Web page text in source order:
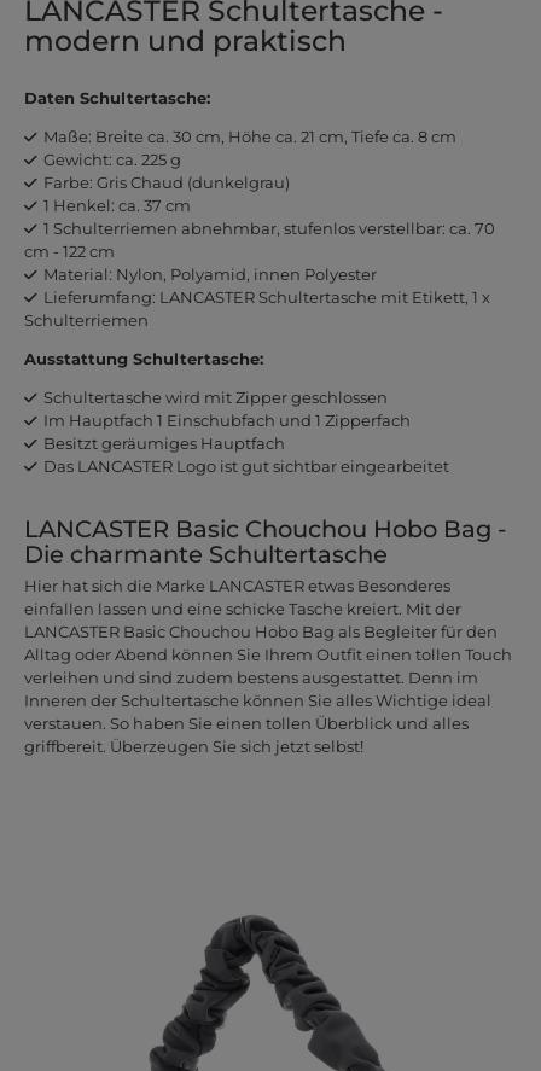
LANCASTER Schultertasche -
modern und praktisch
Daten Schultertasche:
Maße: Breite ca. 30 cm, Höhe ca. 21 cm, Tiefe ca. 8 cm
Gewicht: ca. 225 g
Farbe: Gris Chaud (dunkelgrau)
1 Henkel: ca. 37 cm
1 Schulterriemen abnehmbar, stufenlos verstellbar: ca. 70
cm - 122 cm
Material: Nylon, Polyamid, innen Polyester
Lieferumfang: LANCASTER Schultertasche mit Etikett, 1 x
Schulterriemen
Ausstattung Schultertasche:
Schultertasche wird mit Zipper geschlossen
Im Hauptfach 1 Einschubfach und 1 Zipperfach
Besitzt geräumiges Hauptfach
Das LANCASTER Logo ist gut sichtbar eingearbeitet
LANCASTER Basic Chouchou Hobo Bag -
Die charmante Schultertasche
Hier hat sich die Marke LANCASTER etwas Besonderes
einfallen lassen und eine schicke Tasche kreiert. Mit der
LANCASTER Basic Chouchou Hobo Bag als Begleiter für den
Alltag oder Abend können Sie Ihrem Outfit einen tollen Touch
verleihen und sind zudem bestens ausgestattet. Denn im
Inneren der Schultertasche können Sie alles Wichtige ideal
verstauen. So haben Sie einen tollen Überblick und alles
griffbereit. Überzeugen Sie sich jetzt selbst!